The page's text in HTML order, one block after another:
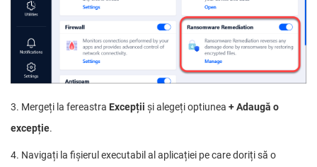
3. Mergeți la fereastra Excepții și alegeți optiunea + Adaugă o
excepție.
4. Navigați la fișierul executabil al aplicației pe care doriți să o